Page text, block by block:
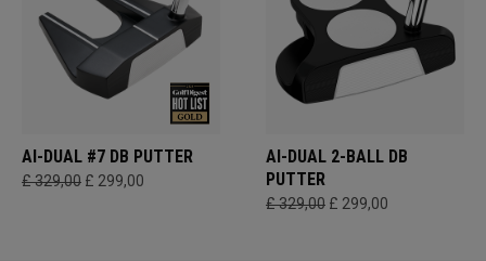
AI-DUAL #7 DB PUTTER
£ 329,00 £ 299,00
AI-DUAL 2-BALL DB
PUTTER
£ 329,00 £ 299,00